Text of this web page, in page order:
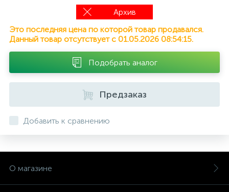
Архив
Это последняя цена по которой товар продавался.
Данный товар отсутствует с 01.05.2026 08:54:15.
Подобрать аналог
Предзаказ
Добавить к сравнению
О магазине